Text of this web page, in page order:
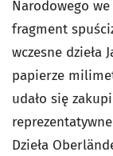
Narodowego
fragment
wczesne dzieła
papierze
udało się
Dzieła